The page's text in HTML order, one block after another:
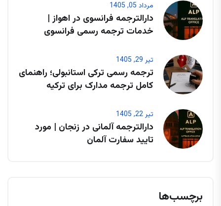
مرداد 05, 1405
دارالترجمه فرانسوی در اهواز |
خدمات ترجمه رسمی فرانسوی
تیر 29, 1405
ترجمه رسمی ترکی استانبولی؛ راهنمای
کامل ترجمه مدارک برای ترکیه
تیر 22, 1405
دارالترجمه آلمانی در زنجان | مورد
تایید سفارت آلمان
برچسب‌ها